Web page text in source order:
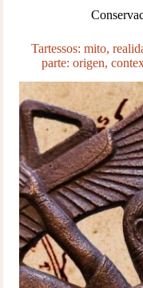
Tartessos: mito,
parte: origen,